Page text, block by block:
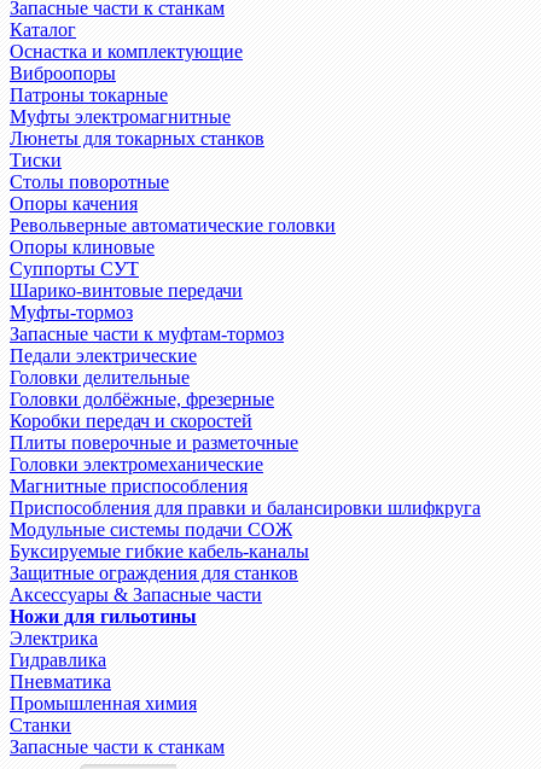
Запасные части к станкам
Каталог
Оснастка и комплектующие
Виброопоры
Патроны токарные
Муфты электромагнитные
Люнеты для токарных станков
Тиски
Столы поворотные
Опоры качения
Револьверные автоматические головки
Опоры клиновые
Суппорты СУТ
Шарико-винтовые передачи
Муфты-тормоз
Запасные части к муфтам-тормоз
Педали электрические
Головки делительные
Головки долбёжные, фрезерные
Коробки передач и скоростей
Плиты поверочные и разметочные
Головки электромеханические
Магнитные приспособления
Приспособления для правки и балансировки шлифкруга
Модульные системы подачи СОЖ
Буксируемые гибкие кабель-каналы
Защитные ограждения для станков
Аксессуары & Запасные части
Ножи для гильотины
Электрика
Гидравлика
Пневматика
Промышленная химия
Станки
Запасные части к станкам